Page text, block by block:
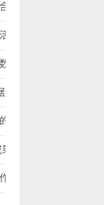
作
力
千
“
价